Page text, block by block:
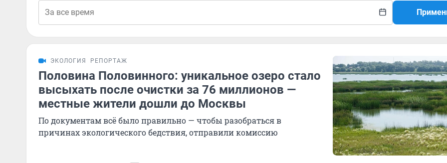
ЭКОЛОГИЯ РЕПОРТАЖ
Половина Половинного: уникальное озеро стало
высыхать после очистки за 76 миллионов —
местные жители дошли до Москвы
По документам всё было правильно — чтобы разобраться в
причинах экологического бедствия, отправили комиссию